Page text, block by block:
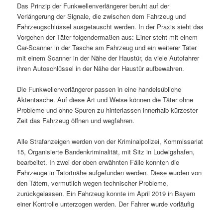
Das Prinzip der Funkwellenverlängerer beruht auf der
Verlängerung der Signale, die zwischen dem Fahrzeug und
Fahrzeugschlüssel ausgetauscht werden. In der Praxis sieht das
Vorgehen der Täter folgendermaßen aus: Einer steht mit einem
Car-Scanner in der Tasche am Fahrzeug und ein weiterer Täter
mit einem Scanner in der Nähe der Haustür, da viele Autofahrer
ihren Autoschlüssel in der Nähe der Haustür aufbewahren.
Die Funkwellenverlängerer passen in eine handelsübliche
Aktentasche. Auf diese Art und Weise können die Täter ohne
Probleme und ohne Spuren zu hinterlassen innerhalb kürzester
Zeit das Fahrzeug öffnen und wegfahren.
Alle Strafanzeigen werden von der Kriminalpolizei, Kommissariat
15, Organisierte Bandenkriminalität, mit Sitz in Ludwigshafen,
bearbeitet. In zwei der oben erwähnten Fälle konnten die
Fahrzeuge in Tatortnähe aufgefunden werden. Diese wurden von
den Tätern, vermutlich wegen technischer Probleme,
zurückgelassen. Ein Fahrzeug konnte im April 2019 in Bayern
einer Kontrolle unterzogen werden. Der Fahrer wurde vorläufig